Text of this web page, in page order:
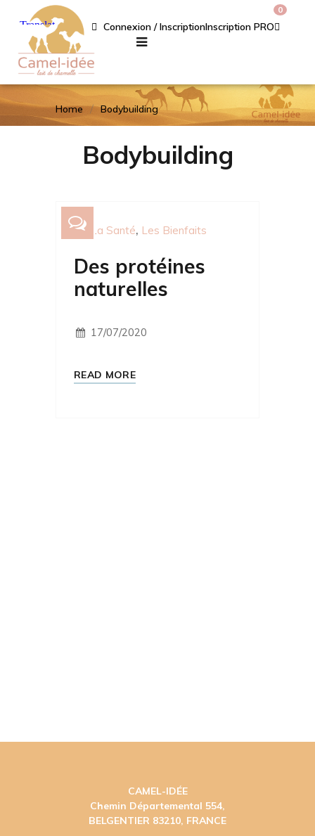
Connexion / InscriptionInscription PRO
0
Home Bodybuilding
Bodybuilding
La Santé Les Bienfaits
Des protéines
naturelles
17/07/2020
READ MORE
CAMEL-IDÉE
Chemin Départemental 554,
BELGENTIER 83210, FRANCE